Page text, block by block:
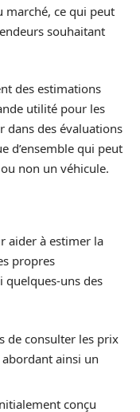
marché, ce qui peut
souhaitant
des estimations
utilité pour les
dans des évaluations
d’ensemble qui peut
non un véhicule.
aider à estimer la
propres
quelques-uns des
de consulter les prix
ainsi un
conçu